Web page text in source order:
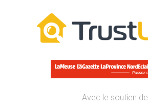
Avec le soutien de